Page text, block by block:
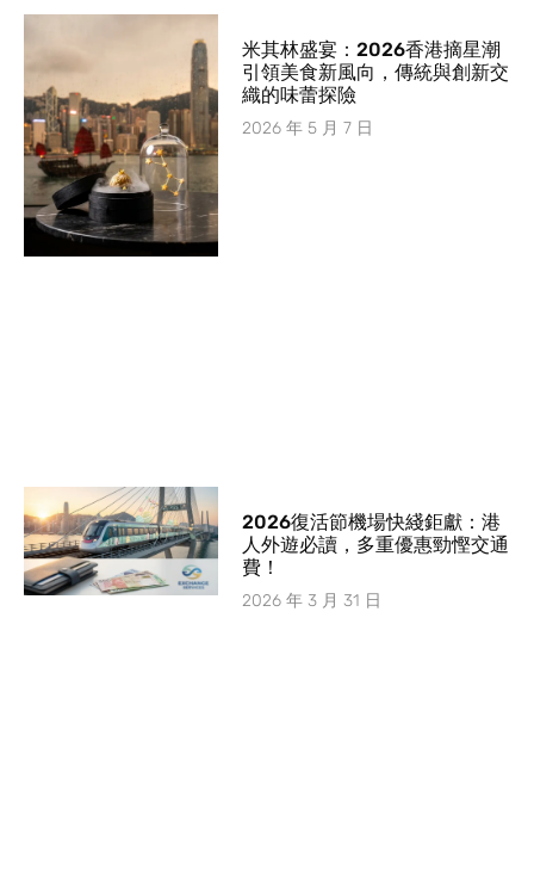
米其林盛宴：2026香港摘星潮
引領美食新風向，傳統與創新交
織的味蕾探險
2026 年 5 月 7 日
2026復活節機場快綫鉅獻：港
人外遊必讀，多重優惠勁慳交通
費！
2026 年 3 月 31 日